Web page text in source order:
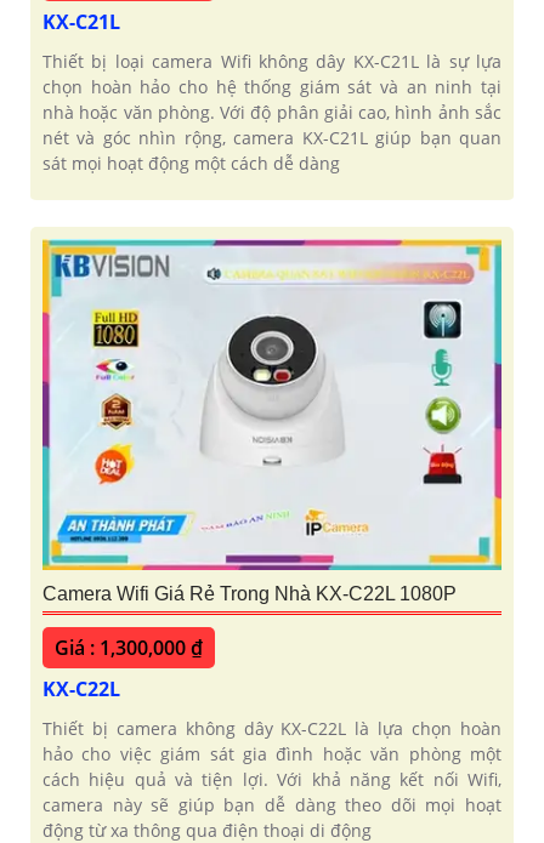
KX-C21L
Thiết bị loại camera Wifi không dây KX-C21L là sự lựa
chọn hoàn hảo cho hệ thống giám sát và an ninh tại
nhà hoặc văn phòng. Với độ phân giải cao, hình ảnh sắc
nét và góc nhìn rộng, camera KX-C21L giúp bạn quan
sát mọi hoạt động một cách dễ dàng
Camera Wifi Giá Rẻ Trong Nhà KX-C22L 1080P
Giá : 1,300,000 ₫
KX-C22L
Thiết bị camera không dây KX-C22L là lựa chọn hoàn
hảo cho việc giám sát gia đình hoặc văn phòng một
cách hiệu quả và tiện lợi. Với khả năng kết nối Wifi,
camera này sẽ giúp bạn dễ dàng theo dõi mọi hoạt
động từ xa thông qua điện thoại di động